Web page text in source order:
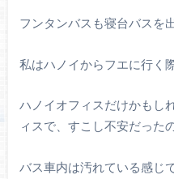
フンタンバスも寝台バスを
私はハノイからフエに行く
ハノイオフィスだけかもし
ィスで、すこし不安だった
バス車内は汚れている感じ